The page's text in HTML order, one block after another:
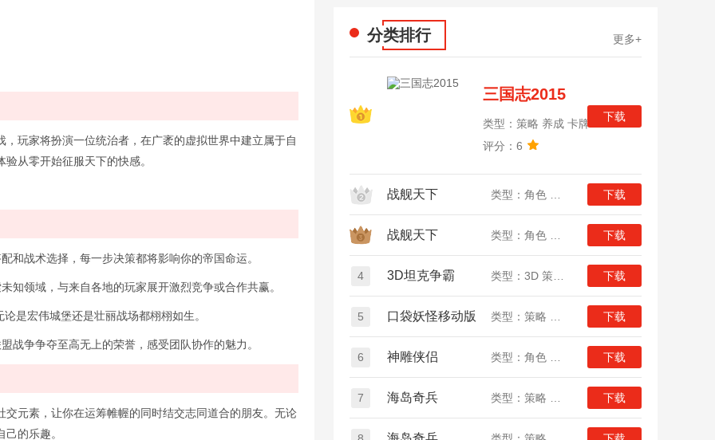
玩家将扮演一位统治者，在广袤的虚拟世界中建立属于自
从零开始征服天下的快感。
和战术选择，每一步决策都将影响你的帝国命运。
知领域，与来自各地的玩家展开激烈竞争或合作共赢。
是宏伟城堡还是壮丽战场都栩栩如生。
战争争夺至高无上的荣誉，感受团队协作的魅力。
元素，让你在运筹帷幄的同时结交志同道合的朋友。无论
的乐趣。
分类排行 更多+
三国志2015
类型：策略 养成 卡牌
评分：6
下载
战舰天下 下载
战舰天下 下载
4 3D坦克争霸 下载
5 口袋妖怪移动版 下载
6 神雕侠侣 下载
7 海岛奇兵 下载